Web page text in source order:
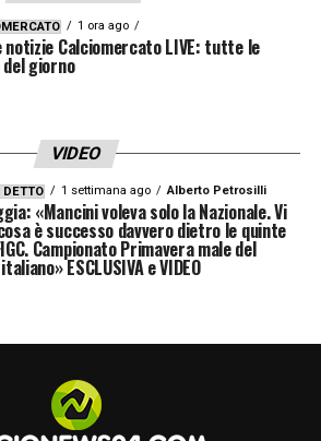
1 ora ago
notizie Calciomercato LIVE: tutte le
giorno
VIDEO
DETTO 1 settimana ago Alberto Petrosilli
«Mancini voleva solo la Nazionale. Vi
è successo davvero dietro le quinte
Campionato Primavera male del
ESCLUSIVA e VIDEO